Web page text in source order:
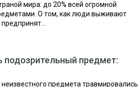
мира: до 20% всей огромной
О том, как люди выживают
подозрительный предмет:
предмета травмировались